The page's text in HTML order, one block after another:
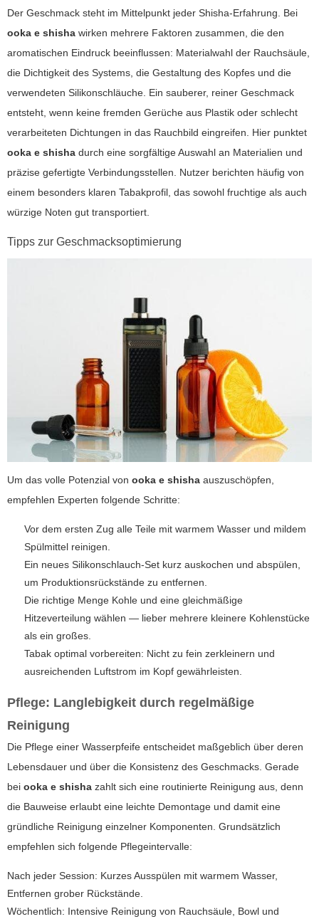
Der Geschmack steht im Mittelpunkt jeder Shisha-Erfahrung. Bei
ooka e shisha wirken mehrere Faktoren zusammen, die den
aromatischen Eindruck beeinflussen: Materialwahl der Rauchsäule,
die Dichtigkeit des Systems, die Gestaltung des Kopfes und die
verwendeten Silikonschläuche. Ein sauberer, reiner Geschmack
entsteht, wenn keine fremden Gerüche aus Plastik oder schlecht
verarbeiteten Dichtungen in das Rauchbild eingreifen. Hier punktet
ooka e shisha durch eine sorgfältige Auswahl an Materialien und
präzise gefertigte Verbindungsstellen. Nutzer berichten häufig von
einem besonders klaren Tabakprofil, das sowohl fruchtige als auch
würzige Noten gut transportiert.
Tipps zur Geschmacksoptimierung
Um das volle Potenzial von ooka e shisha auszuschöpfen,
empfehlen Experten folgende Schritte:
Vor dem ersten Zug alle Teile mit warmem Wasser und mildem
Spülmittel reinigen.
Ein neues Silikonschlauch-Set kurz auskochen und abspülen,
um Produktionsrückstände zu entfernen.
Die richtige Menge Kohle und eine gleichmäßige
Hitzeverteilung wählen — lieber mehrere kleinere Kohlenstücke
als ein großes.
Tabak optimal vorbereiten: Nicht zu fein zerkleinern und
ausreichenden Luftstrom im Kopf gewährleisten.
Pflege: Langlebigkeit durch regelmäßige
Reinigung
Die Pflege einer Wasserpfeife entscheidet maßgeblich über deren
Lebensdauer und über die Konsistenz des Geschmacks. Gerade
bei ooka e shisha zahlt sich eine routinierte Reinigung aus, denn
die Bauweise erlaubt eine leichte Demontage und damit eine
gründliche Reinigung einzelner Komponenten. Grundsätzlich
empfehlen sich folgende Pflegeintervalle:
Nach jeder Session: Kurzes Ausspülen mit warmem Wasser,
Entfernen grober Rückstände.
Wöchentlich: Intensive Reinigung von Rauchsäule, Bowl und